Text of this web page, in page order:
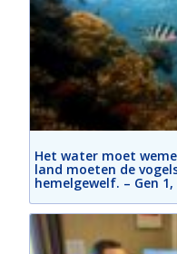
Het water moet
land moeten de
hemelgewelf. – Gen 1,